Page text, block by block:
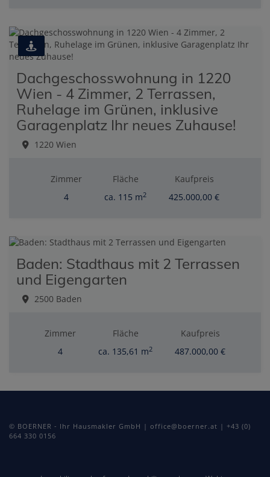
Dachgeschosswohnung in 1220
Wien - 4 Zimmer, 2 Terrassen,
Ruhelage im Grünen, inklusive
Garagenplatz Ihr neues Zuhause!
1220 Wien
Zimmer
4
Fläche
ca. 115 m2
Kaufpreis
425.000,00 €
Baden: Stadthaus mit 2 Terrassen
und Eigengarten
2500 Baden
Zimmer
4
Fläche
ca. 135,61 m2
Kaufpreis
487.000,00 €
© BOERNER - Ihr Hausmakler GmbH | office@boerner.at | +43 (0)
664 330 0156